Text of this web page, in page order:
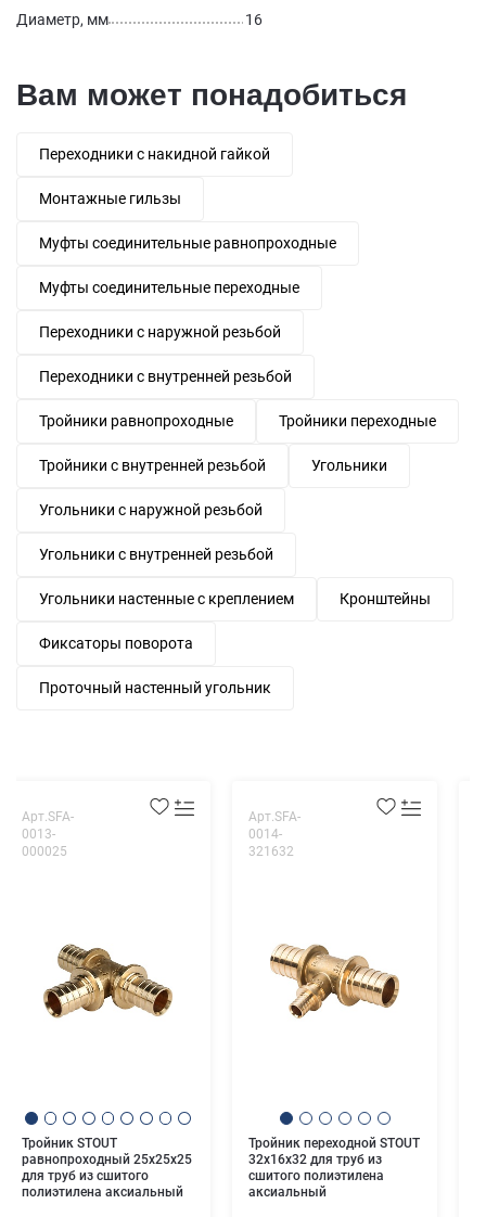
Диаметр, мм 16
Вам может понадобиться
Переходники с накидной гайкой
Монтажные гильзы
Муфты соединительные равнопроходные
Муфты соединительные переходные
Переходники с наружной резьбой
Переходники с внутренней резьбой
Тройники равнопроходные Тройники переходные
Тройники с внутренней резьбой Угольники
Угольники с наружной резьбой
Угольники с внутренней резьбой
Угольники настенные с креплением Кронштейны
Фиксаторы поворота
Проточный настенный угольник
Арт.SFA-
0013-
000025
Тройник STOUT
равнопроходный 25x25x25
для труб из сшитого
полиэтилена аксиальный
Арт.SFA-
0014-
321632
Тройник переходной STOUT
32x16x32 для труб из
сшитого полиэтилена
аксиальный